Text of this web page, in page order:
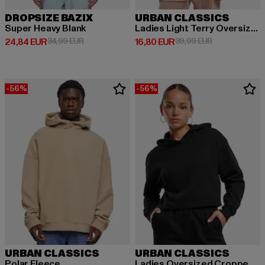
DROPSIZE BAZIX
Super Heavy Blank
24,84 EUR
Derzeitiger Preis: 24,84 EUR
34,99 EURAktionspreis: 34,99 EUR
URBAN CLASSICS
Ladies Light Terry Oversized
16,80 EUR
Derzeitiger Preis: 16,80 EUR
39,99 EURAktionspreis:
-56%
URBAN CLASSICS
-56%
URBAN CLASSICS